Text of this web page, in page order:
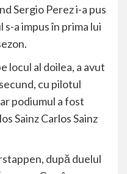
Sergio Perez i-a pus
a impus în prima lui
locul al doilea, a avut
cu pilotul
podiumul a fost
Sainz Carlos Sainz
după duelul